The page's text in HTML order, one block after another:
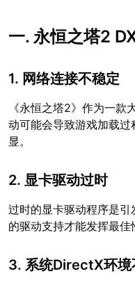
一. 永恒之塔2
1. 网络连接不稳定
《永恒之塔2》作为一
动可能会导致游戏加载
显。
2. 显卡驱动过时
过时的显卡驱动程序是
的驱动支持才能发挥最佳
3. 系统DirectX环境